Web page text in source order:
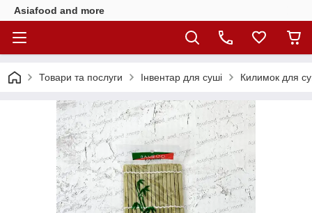
Asiafood and more
Товари та послуги Інвентар для суші Килимок для